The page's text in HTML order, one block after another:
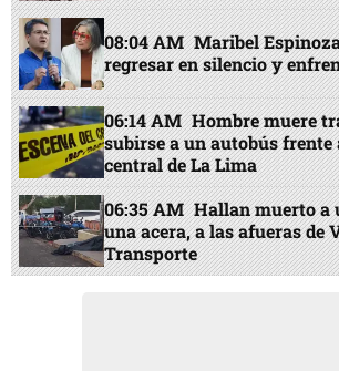
08:04 AM Maribel
regresar en silencio y
06:14 AM Hombre muere
subirse a un autobús frente
central de La Lima
06:35 AM Hallan muerto a
una acera, a las afueras de
Transporte